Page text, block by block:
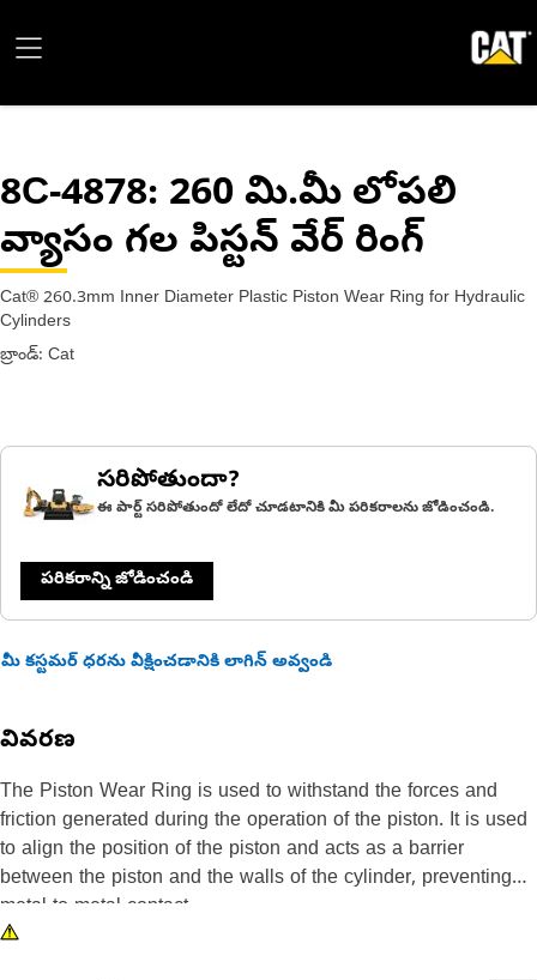
8C-4878: 260 మి.మీ లోపలి
వ్యాసం గల పిస్టన్ వేర్ రింగ్
Cat® 260.3mm Inner Diameter Plastic Piston Wear Ring for Hydraulic
Cylinders
బ్రాండ్: Cat
సరిపోతుందా?
ఈ పార్ట్ సరిపోతుందో లేదో చూడటానికి మీ పరికరాలను జోడించండి.
పరికరాన్ని జోడించండి
మీ కస్టమర్ ధరను వీక్షించడానికి లాగిన్ అవ్వండి
వివరణ
The Piston Wear Ring is used to withstand the forces and
friction generated during the operation of the piston. It is used
to align the position of the piston and acts as a barrier
between the piston and the walls of the cylinder, preventing
metal-to-metal contact.